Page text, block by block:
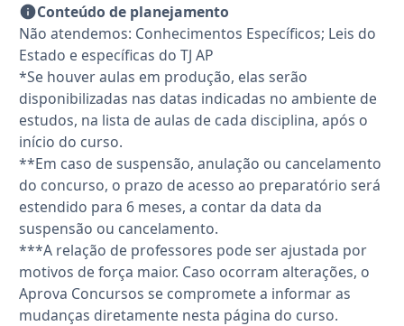
Conteúdo de planejamento
Não atendemos: Conhecimentos Específicos; Leis do
Estado e específicas do TJ AP
*Se houver aulas em produção, elas serão
disponibilizadas nas datas indicadas no ambiente de
estudos, na lista de aulas de cada disciplina, após o
início do curso.
**Em caso de suspensão, anulação ou cancelamento
do concurso, o prazo de acesso ao preparatório será
estendido para 6 meses, a contar da data da
suspensão ou cancelamento.
***A relação de professores pode ser ajustada por
motivos de força maior. Caso ocorram alterações, o
Aprova Concursos se compromete a informar as
mudanças diretamente nesta página do curso.